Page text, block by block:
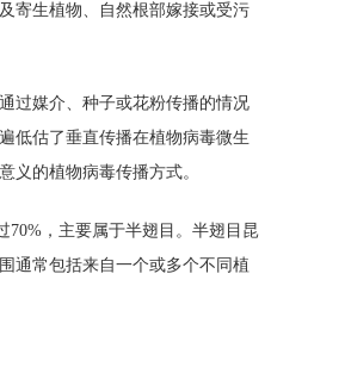
寄生植物、自然根部嫁接或受污
过媒介、种子或花粉传播的情况
低估了垂直传播在植物病毒微生
义的植物病毒传播方式。
70%，主要属于半翅目。半翅目昆
通常包括来自一个或多个不同植